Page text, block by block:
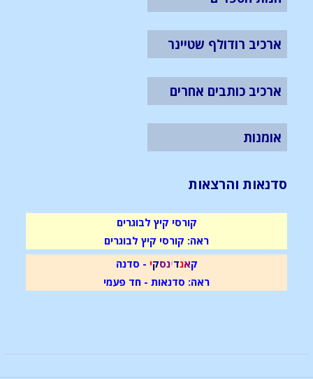
ארכיב רודולף שטיינר
ארכיב כותבים אחרים
אומנות
סדנאות והרצאות
קורסי קיץ לבוגרים
ראה: קורסי קיץ לבוגרים
קאנדינסקי - סדנה
ראה: סדנאות - חד פעמי